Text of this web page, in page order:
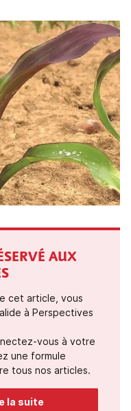
AUX
cet article, vous
à Perspectives
vous à votre
une formule
tous nos articles.
la suite